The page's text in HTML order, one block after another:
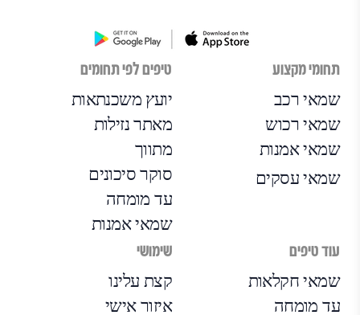
תחומי מקצוע
שמאי רכב
שמאי רכוש
שמאי אמנות
שמאי עסקים
טיפים לפי תחומים
יועץ משכנתאות
מאתר נזילות
מתווך
סוקר סיכונים
עד מומחה
שמאי אמנות
עוד טיפים
שמאי חקלאות
עד מומחה
שימושי
קצת עלינו
איזור אישי